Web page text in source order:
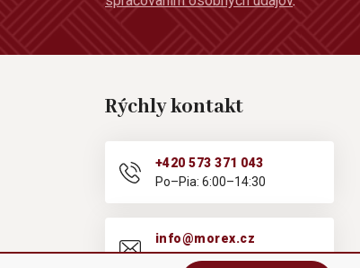
Rýchly kontakt
+420 573 371 043
Po–Pia: 6:00–14:30
info@morex.cz
Po–Pia: 6:00–14:30